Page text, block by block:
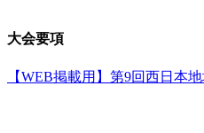
大会要項
【WEB掲載用】第9回西日本